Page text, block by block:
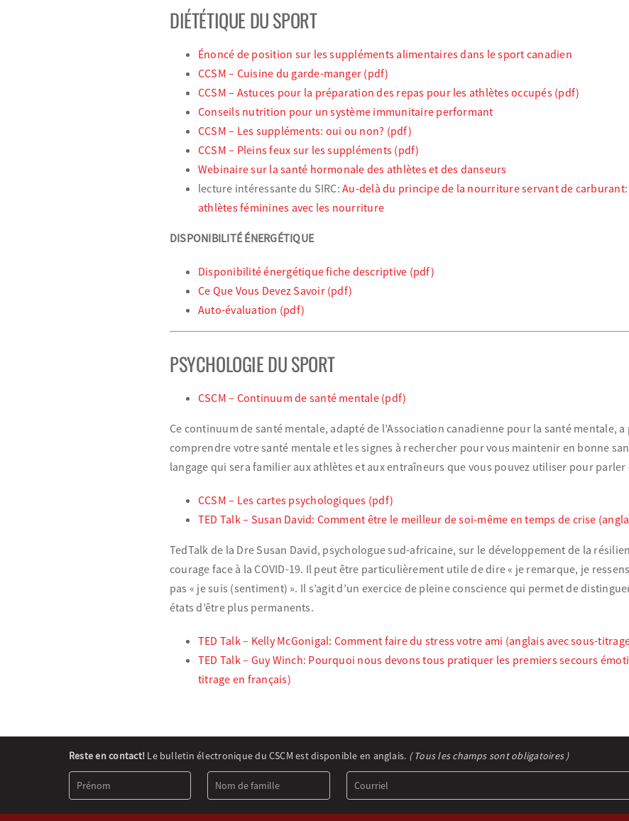
DIÉTÉTIQUE DU SPORT
Énoncé de position sur les suppléments alimentaires dans le sport canadien
CCSM – Cuisine du garde-manger (pdf)
CCSM – Astuces pour la préparation des repas pour les athlètes occupés (pdf)
Conseils nutrition pour un système immunitaire performant
CCSM – Les suppléments: oui ou non? (pdf)
CCSM – Pleins feux sur les suppléments (pdf)
Webinaire sur la santé hormonale des athlètes et des danseurs
lecture intéressante du SIRC:Au-delà du principe de la nourriture servant de
athlètes féminines avec les nourriture
DISPONIBILITÉ ÉNERGÉTIQUE
Disponibilité énergétique fiche descriptive (pdf)
Ce Que Vous Devez Savoir (pdf)
Auto-évaluation (pdf)
PSYCHOLOGIE DU SPORT
CSCM – Continuum de santé mentale (pdf)
Ce continuum de santé mentale, adapté de l’Association canadienne pour la santé mentale,
comprendre votre santé mentale et les signes à rechercher pour vous maintenir en bonne
langage qui sera familier aux athlètes et aux entraîneurs que vous pouvez utiliser pour parler
CCSM – Les cartes psychologiques (pdf)
TED Talk – Susan David: Comment être le meilleur de soi-même en temps de crise
TedTalk de la Dre Susan David, psychologue sud-africaine, sur le développement de la
courage face à la COVID-19. Il peut être particulièrement utile de dire « je remarque, je
pas « je suis (sentiment) ». Il s’agit d’un exercice de pleine conscience qui permet de
états d’être plus permanents.
TED Talk – Kelly McGonigal: Comment faire du stress votre ami (anglais avec sous-
TED Talk – Guy Winch: Pourquoi nous devons tous pratiquer les premiers secours
titrage en français)
Newsletter
Signup
(FR)
Reste en contact! Le bulletin électronique du CSCM est disponible en anglais. ( Tous les champs sont obligatoires )